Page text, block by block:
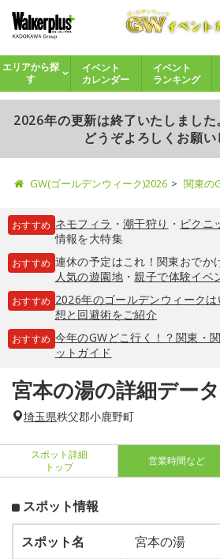
エリアから探
す
イベント
カレンダー
イベント
ランキング
2026年の更新は終了いたしまし
どうぞよろしくお願い
GW(ゴールデンウィーク)2026 関東の
おすすめ ネモフィラ ・ 潮干狩り ・ ピクニ
情報を大特集
おすすめ 連休の予定はこれ！関東おでか
人気の遊園地・親子で体験イベ
おすすめ 2026年のゴールデンウィーク
想と回避術をご紹介
おすすめ 今年のGWどこ行く！？関東・
ットガイド
宮本の湯の詳細データ
埼玉県秩父郡小鹿野町
スポット詳細
トップ
営業時間など
スポット情報
スポット名
宮本の湯